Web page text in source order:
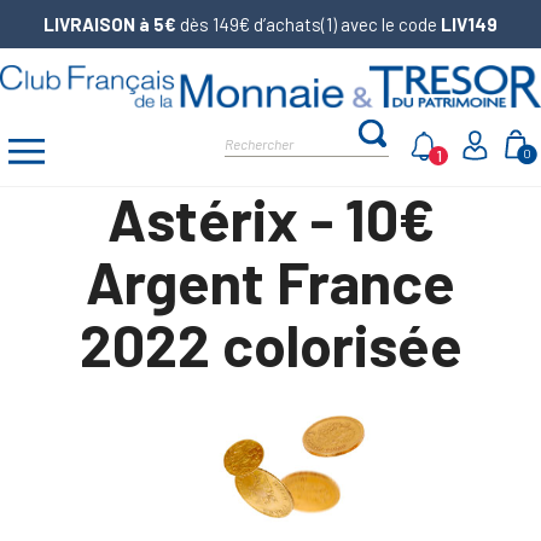
LIVRAISON à 5€ dès 149€ d’achats(1) avec le code LIV149
0
1
Astérix - 10€
Argent France
2022 colorisée